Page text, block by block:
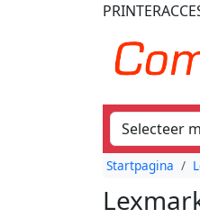
Startpagina